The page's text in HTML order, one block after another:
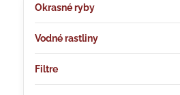
Okrasné ryby
Vodné rastliny
Filtre